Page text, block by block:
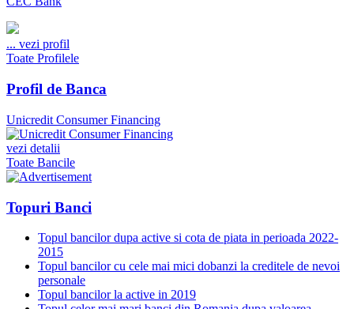
... vezi profil
Toate Profilele
Profil de Banca
Unicredit Consumer Financing
vezi detalii
Toate Bancile
Topuri Banci
Topul bancilor dupa active si cota de piata in perioada 2022-
2015
Topul bancilor cu cele mai mici dobanzi la creditele de nevoi
personale
Topul bancilor la active in 2019